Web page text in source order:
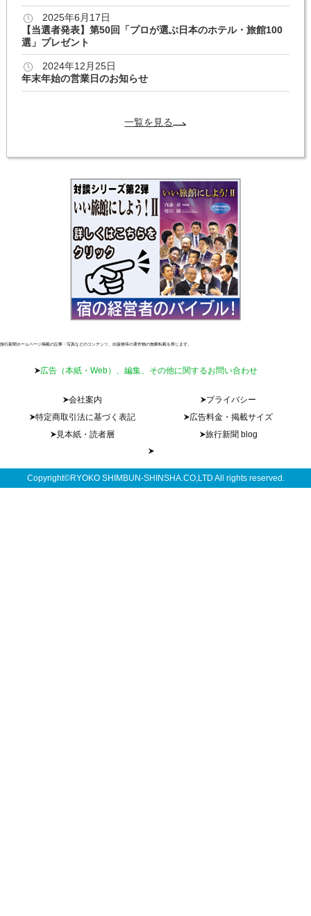
2025年6月17日
【当選者発表】第50回「プロが選ぶ日本のホテル・旅館100
選」プレゼント
2024年12月25日
年末年始の営業日のお知らせ
一覧を見る
旅行新聞ホームページ掲載の記事・写真などのコンテンツ、出版物等の著作物の無断転載を禁じます。
広告（本紙・Web）、編集、その他に関するお問い合わせ
会社案内
プライバシー
特定商取引法に基づく表記
広告料金・掲載サイズ
見本紙・読者層
旅行新聞 blog
Copyright©RYOKO SHIMBUN-SHINSHA.CO,LTD All rights reserved.